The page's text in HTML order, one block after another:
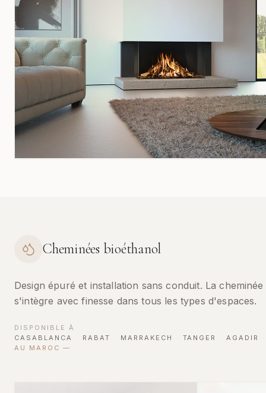
Cheminées bioéthanol
Design épuré et installation sans conduit. La
s'intègre avec finesse dans tous les types d'espaces.
DISPONIBLE À
CASABLANCA
· RABAT · MARRAKECH · TANGER · AGADIR
·
AU MAROC —